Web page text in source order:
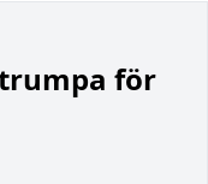
för